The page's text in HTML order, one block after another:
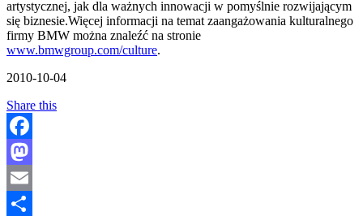
artystycznej, jak dla ważnych innowacji w pomyślnie rozwijającym
się biznesie.Więcej informacji na temat zaangażowania kulturalnego
firmy BMW można znaleźć na stronie
www.bmwgroup.com/culture.
2010-10-04
Share this
Facebook
Mastodon
Email